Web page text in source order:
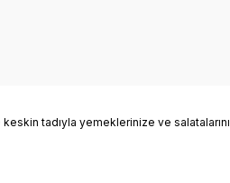
tadıyla yemeklerinize ve